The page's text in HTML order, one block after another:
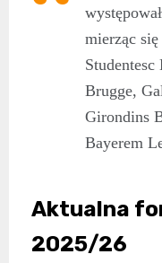
mierząc
Brugge,
Girondins
Bayerem
Aktualna
2025/26